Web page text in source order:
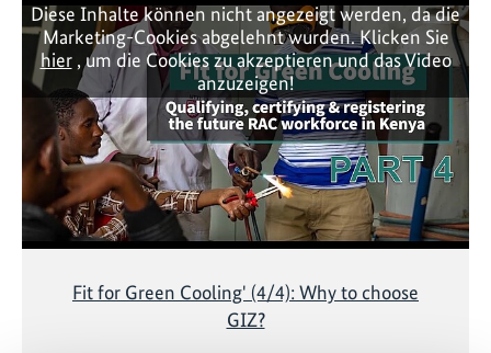
Diese Inhalte können nicht angezeigt werden, da die
Marketing-Cookies abgelehnt wurden. Klicken Sie
hier, um die Cookies zu akzeptieren und das Video
anzuzeigen!
Fit for Green Cooling' (4/4): Why to choose
GIZ?